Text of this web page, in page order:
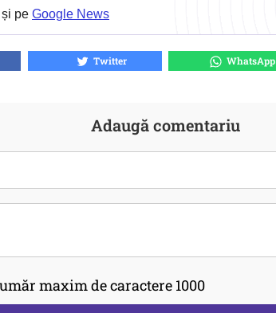
pe Google News
Twitter WhatsApp
Adaugă comentariu
maxim de caractere 1000